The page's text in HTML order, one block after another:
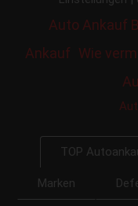
Auto Ankauf
Ankauf Wie
TOP
Marken